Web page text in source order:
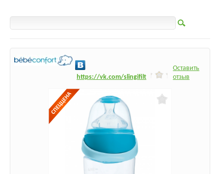
https://vk.com/slingifilt
Оставить
отзыв